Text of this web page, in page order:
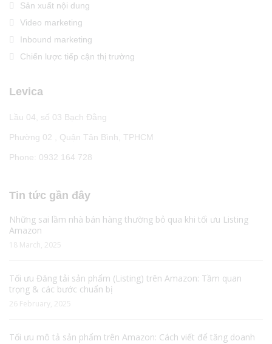
Sản xuất nội dung
Video marketing
Inbound marketing
Chiến lược tiếp cận thị trường
Levica
Lầu 04, số 03 Bạch Đằng
Phường 02 , Quận Tân Bình, TPHCM
Phone: 0932 164 728
Tin tức gần đây
Những sai lầm nhà bán hàng thường bỏ qua khi tối ưu Listing
Amazon
18 March, 2025
Tối ưu Đăng tải sản phẩm (Listing) trên Amazon: Tầm quan
trọng & các bước chuẩn bị
26 February, 2025
Tối ưu mô tả sản phẩm trên Amazon: Cách viết để tăng doanh